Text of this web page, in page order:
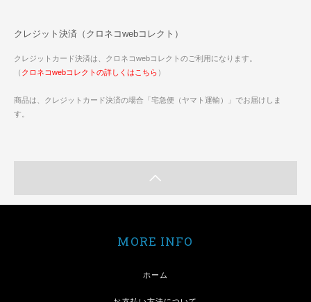
クレジット決済（クロネコwebコレクト）
クレジットカード決済は、クロネコwebコレクトのご利用になります。
（ クロネコwebコレクトの詳しくはこちら ）
商品は、クレジットカード決済の場合「宅急便（ヤマト運輸）」でお届けしま
す。
MORE INFO
ホーム